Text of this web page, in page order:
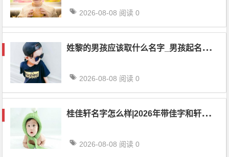
2026-08-08 阅读 0
姓
黎的男孩应该取什么名字_男孩起名黎晓佟
2026-08-08 阅读 0
桂
佳轩名字怎么样|2026年带佳字和轩字名字精选1078个
2026-08-08 阅读 0